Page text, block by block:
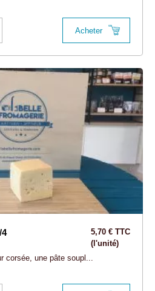
Acheter
5,70 € TTC
(l'unité)
corsée, une pâte soupl...